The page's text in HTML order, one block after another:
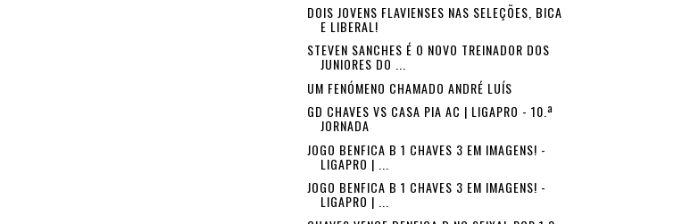
DOIS JOVENS FLAVIENSES NAS SELEÇÕES, BICA
E LIBERAL!
STEVEN SANCHES É O NOVO TREINADOR DOS
JUNIORES DO ...
UM FENÓMENO CHAMADO ANDRÉ LUÍS
GD CHAVES VS CASA PIA AC | LIGAPRO - 10.ª
JORNADA
JOGO BENFICA B 1 CHAVES 3 EM IMAGENS! -
LIGAPRO | ...
JOGO BENFICA B 1 CHAVES 3 EM IMAGENS! -
LIGAPRO | ...